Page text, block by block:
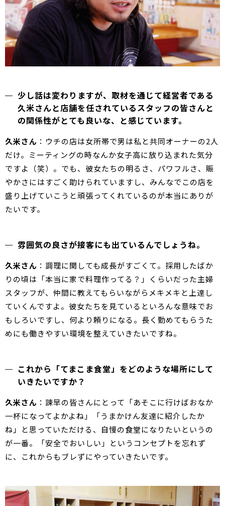
少し話は変わりますが、取材を通じて経営者である
久米さんと店舗を任されているスタッフの皆さんと
の関係性がとても良いな、と感じています。
久米さん ：ウチの店は女所帯で男は私と共同オーナーの2人
だけ。ミーティングの時なんか女子高に放り込まれた気分
ですよ（笑）。でも、彼女たちの明るさ、パワフルさ、賑
やかさにはすごく助けられていますし、みんなでこの店を
盛り上げていこうと頑張ってくれているのが本当にありが
たいです。
雰囲気の良さが接客にも出ているんでしょうね。
久米さん ：調理に関しても成長がすごくて。採用したばか
りの頃は「本当に家で料理作ってる？」くらいだった主婦
スタッフが、仲間に教えてもらいながらメキメキと上達し
ていくんですよ。彼女たちを見ているといろんな意味でお
もしろいですし、何より頼りになる。長く勤めてもらうた
めにも働きやすい環境を整えていきたいですね。
これから「てまこま食堂」をどのような場所にして
いきたいですか？
久米さん ：諫早の皆さんにとって「あそこに行けばおなか
一杯になってよかよね」「うまかけん友達に紹介したか
ね」と思っていただける、自慢の食堂になりたいというの
が一番。「安全でおいしい」というコンセプトを忘れず
に、これからもブレずにやっていきたいです。